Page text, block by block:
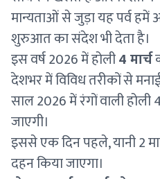
मान्यताओं से जुड़ा यह पर्व
शुरुआत का संदेश भी देता है।
इस वर्ष 2026 में होली4 मार्च
देशभर में विविध तरीकों से
साल 2026 में रंगों वाली होली
जाएगी।
इससे एक दिन पहले, यानी 2
दहन किया जाएगा।